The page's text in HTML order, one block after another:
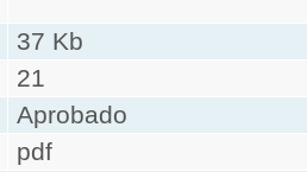
37 Kb
21
Aprobado
pdf